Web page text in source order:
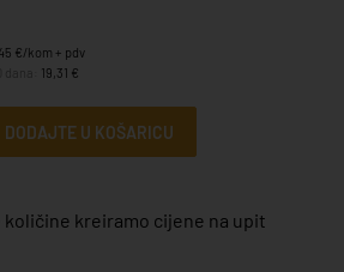
€/kom + pdv
19,31 €
DODAJTE U KOŠARICU
količine kreiramo cijene na upit